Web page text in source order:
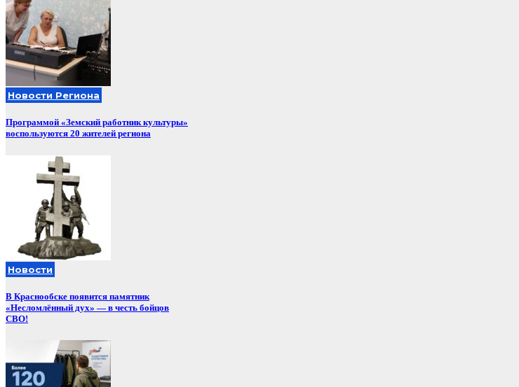
Новости Региона
Программой «Земский работник культуры»
воспользуются 20 жителей региона
Новости
В Краснообске появится памятник
«Несломлённый дух» — в честь бойцов
СВО!